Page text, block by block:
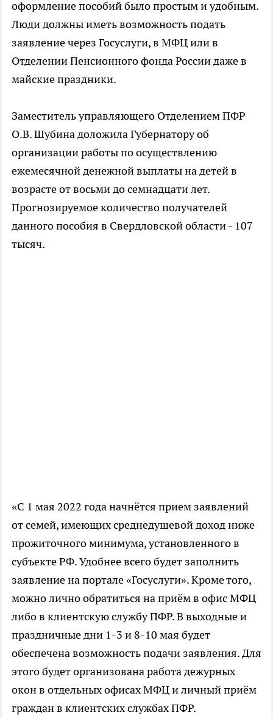
оформление пособий было простым и удобным.
Люди должны иметь возможность подать
заявление через Госуслуги, в МФЦ или в
Отделении Пенсионного фонда России даже в
майские праздники.
Заместитель управляющего Отделением ПФР
О.В. Шубина доложила Губернатору об
организации работы по осуществлению
ежемесячной денежной выплаты на детей в
возрасте от восьми до семнадцати лет.
Прогнозируемое количество получателей
данного пособия в Свердловской области - 107
тысяч.
«С 1 мая 2022 года начнётся прием заявлений
от семей, имеющих среднедушевой доход ниже
прожиточного минимума, установленного в
субъекте РФ. Удобнее всего будет заполнить
заявление на портале «Госуслуги». Кроме того,
можно лично обратиться на приём в офис МФЦ
либо в клиентскую службу ПФР. В выходные и
праздничные дни 1-3 и 8-10 мая будет
обеспечена возможность подачи заявления. Для
этого будет организована работа дежурных
окон в отдельных офисах МФЦ и личный приём
граждан в клиентских службах ПФР.